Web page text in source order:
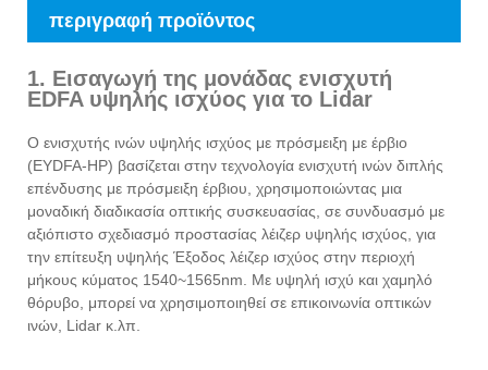
περιγραφή προϊόντος
1. Εισαγωγή της μονάδας ενισχυτή
EDFA υψηλής ισχύος για το Lidar
Ο ενισχυτής ινών υψηλής ισχύος με πρόσμειξη με έρβιο
(EYDFA-HP) βασίζεται στην τεχνολογία ενισχυτή ινών διπλής
επένδυσης με πρόσμειξη έρβιου, χρησιμοποιώντας μια
μοναδική διαδικασία οπτικής συσκευασίας, σε συνδυασμό με
αξιόπιστο σχεδιασμό προστασίας λέιζερ υψηλής ισχύος, για
την επίτευξη υψηλής Έξοδος λέιζερ ισχύος στην περιοχή
μήκους κύματος 1540~1565nm. Με υψηλή ισχύ και χαμηλό
θόρυβο, μπορεί να χρησιμοποιηθεί σε επικοινωνία οπτικών
ινών, Lidar κ.λπ.